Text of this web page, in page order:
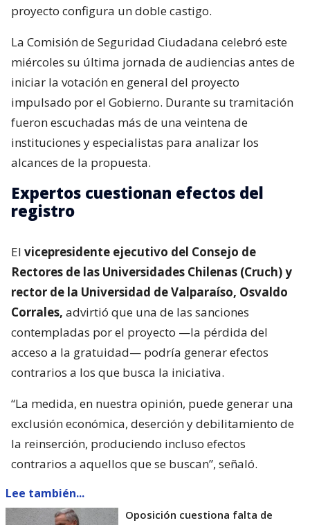
proyecto configura un doble castigo.
La Comisión de Seguridad Ciudadana celebró este
miércoles su última jornada de audiencias antes de
iniciar la votación en general del proyecto
impulsado por el Gobierno. Durante su tramitación
fueron escuchadas más de una veintena de
instituciones y especialistas para analizar los
alcances de la propuesta.
Expertos cuestionan efectos del
registro
El vicepresidente ejecutivo del Consejo de
Rectores de las Universidades Chilenas (Cruch) y
rector de la Universidad de Valparaíso, Osvaldo
Corrales, advirtió que una de las sanciones
contempladas por el proyecto —la pérdida del
acceso a la gratuidad— podría generar efectos
contrarios a los que busca la iniciativa.
“La medida, en nuestra opinión, puede generar una
exclusión económica, deserción y debilitamiento de
la reinserción, produciendo incluso efectos
contrarios a aquellos que se buscan”, señaló.
Lee también...
Oposición cuestiona falta de